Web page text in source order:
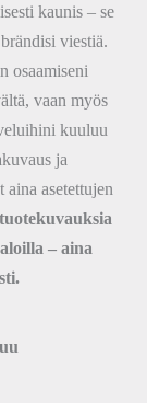
kaunis – se
viestiä.
osaamiseni
vaan myös
kuuluu
ja
aina asetettujen
– aina